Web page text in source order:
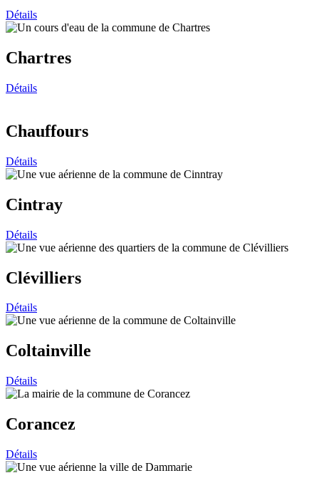
Détails
Chartres
Détails
Chauffours
Détails
Cintray
Détails
Clévilliers
Détails
Coltainville
Détails
Corancez
Détails